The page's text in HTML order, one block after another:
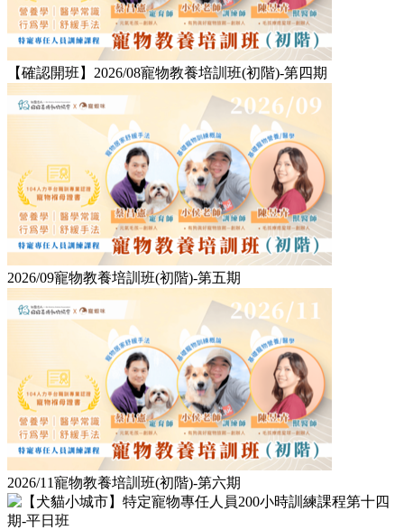
【確認開班】2026/08寵物教養培訓班(初階)-第四期
2026/09寵物教養培訓班(初階)-第五期
2026/11寵物教養培訓班(初階)-第六期